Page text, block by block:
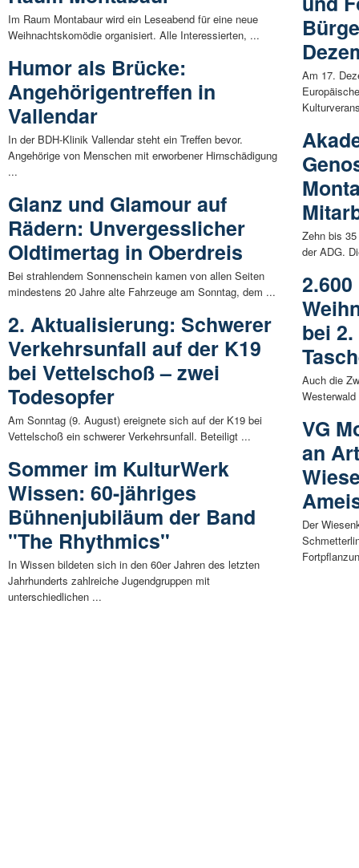
Im Raum Montabaur wird ein Leseabend für eine neue
Weihnachtskomödie organisiert. Alle Interessierten, ...
Humor als Brücke:
Angehörigentreffen in
Vallendar
In der BDH-Klinik Vallendar steht ein Treffen bevor.
Angehörige von Menschen mit erworbener Hirnschädigung
...
Glanz und Glamour auf
Rädern: Unvergesslicher
Oldtimertag in Oberdreis
Bei strahlendem Sonnenschein kamen von allen Seiten
mindestens 20 Jahre alte Fahrzeuge am Sonntag, dem ...
2. Aktualisierung: Schwerer
Verkehrsunfall auf der K19
bei Vettelschoß – zwei
Todesopfer
Am Sonntag (9. August) ereignete sich auf der K19 bei
Vettelschoß ein schwerer Verkehrsunfall. Beteiligt ...
Sommer im KulturWerk
Wissen: 60-jähriges
Bühnenjubiläum der Band
"The Rhythmics"
In Wissen bildeten sich in den 60er Jahren des letzten
Jahrhunderts zahlreiche Jugendgruppen mit
unterschiedlichen ...
Am 17.
Zehn bis
der ADG.
bei
Auch die
VG
an
Der